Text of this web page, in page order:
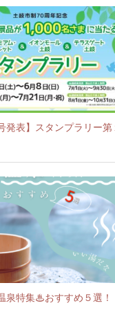
発表】スタンプラリー第
泉特集♨おすすめ５選！